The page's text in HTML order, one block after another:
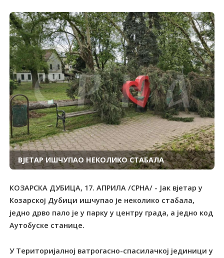
ВЈЕTАР ИШЧУПАО НЕКОЛИКО СTАБАЛА
КОЗАРСКА ДУБИЦА, 17. АПРИЛА /СРНА/ - Јак вјетар у
Козарској Дубици ишчупао је неколико стабала,
једно дрво пало је у парку у центру града, а једно код
Аутобуске станице.
У Tериторијалној ватрогасно-спасилачкој јединици у